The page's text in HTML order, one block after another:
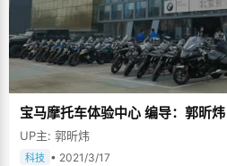
宝马摩托车体验中心 编导：郭昕炜
UP主: 郭昕炜
科技 • 2021/3/17